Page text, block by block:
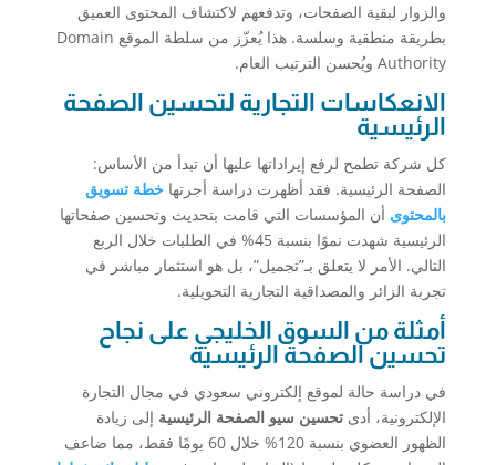
والزوار لبقية الصفحات، وتدفعهم لاكتشاف المحتوى العميق
بطريقة منطقية وسلسة. هذا يُعزّز من سلطة الموقع Domain
Authority ويُحسن الترتيب العام.
الانعكاسات التجارية لتحسين الصفحة
الرئيسية
كل شركة تطمح لرفع إيراداتها عليها أن تبدأ من الأساس:
الصفحة الرئيسية. فقد أظهرت دراسة أجرتها خطة تسويق
بالمحتوى أن المؤسسات التي قامت بتحديث وتحسين صفحاتها
الرئيسية شهدت نموًا بنسبة 45% في الطلبات خلال الربع
التالي. الأمر لا يتعلق بـ”تجميل”، بل هو استثمار مباشر في
تجربة الزائر والمصداقية التجارية التحويلية.
أمثلة من السوق الخليجي على نجاح
تحسين الصفحة الرئيسية
في دراسة حالة لموقع إلكتروني سعودي في مجال التجارة
الإلكترونية، أدى تحسين سيو الصفحة الرئيسية إلى زيادة
الظهور العضوي بنسبة 120% خلال 60 يومًا فقط، مما ضاعف